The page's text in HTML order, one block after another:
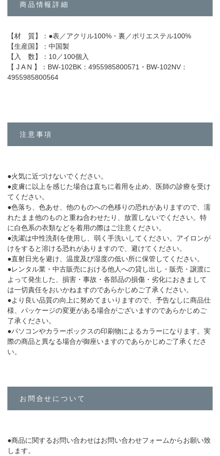
商品情報詳細
【材 質】：●表／アクリル100%・ 裏／ポリエステル100%
【生産国】：中国製
【入 数】：10／100個入
【 J A N 】：BW-102BK：4955985800571・BW-102NV：
4955985800564
注意事項
●火気に近づけないでください。
●皮膚に以上を感じた場合は直ちに着用を止め、医師の診療を受け
てください。
●色落ち、色あせ、他のものへの色移りの恐れがありますので、濡
れたまま他のものと重ね合わせたり、放置しないでください。特
に白色系の衣類などを着用の際はご注意ください。
●洗濯は中性洗剤を使用し、弱く手洗いしてください。アイロンが
けをすると溶ける恐れがありますので、避けてください。
●直射日光を避け、温度及び湿度の低い所に保管してください。
●レンタル業・中古販売における他人への貸し出し・販売・譲渡に
よって発生した、損害・事故・各部品の損傷・劣化におきまして
は一切責任をおいかねますのであらかじめご了承ください。
●より良い品質の向上に努めてまいりますので、予告なしに商品仕
様、パッケージの変更がある場合がございますのであらかじめご
了承ください。
●パソコンやカラーボックスの印刷物によるカラーになります。実
際の商品と異なる場合が御座いますのであらかじめご了承くださ
い。
お問合せについて
●商品に関するお問い合わせはお問い合わせフォームからお願い致
します。